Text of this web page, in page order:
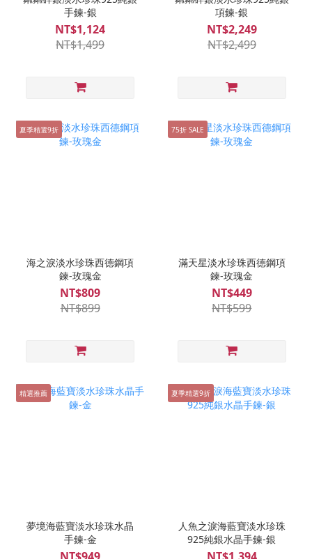
手鍊-銀
NT$1,124
NT$1,499
項鍊-銀
NT$2,249
NT$2,499
夏季精選9折
海之淚淡水珍珠西德鋼項
鍊-玫瑰金
NT$809
NT$899
75折 SALE
滿天星淡水珍珠西德鋼項
鍊-玫瑰金
NT$449
NT$599
精選推薦
夢境海藍寶淡水珍珠水晶
手鍊-金
夏季精選9折
人魚之淚海藍寶淡水珍珠
925純銀水晶手鍊-銀